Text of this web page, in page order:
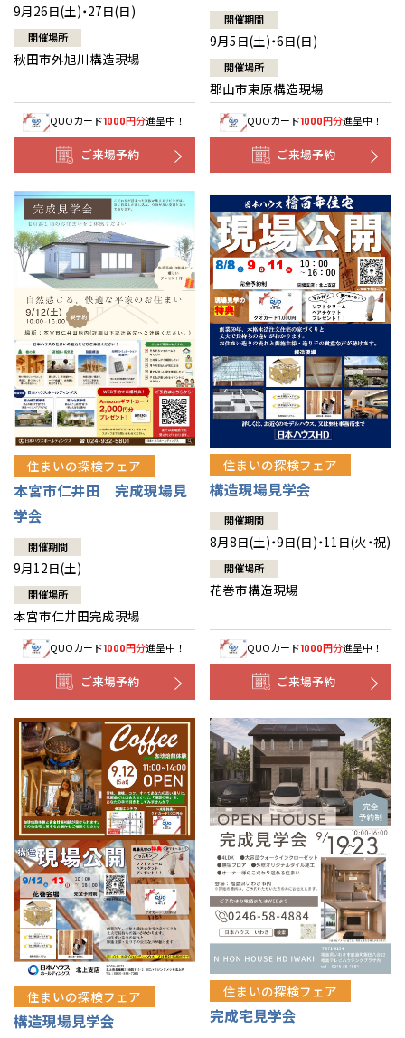
9月26日(土)・27日(日)
開催場所
秋田市外旭川構造現場
QUOカード1000円分進呈中！
ご来場予約
開催期間
9月5日(土)・6日(日)
開催場所
郡山市東原構造現場
QUOカード1000円分進呈中！
ご来場予約
住まいの探検フェア
本宮市仁井田 完成現場見
学会
開催期間
9月12日(土)
開催場所
本宮市仁井田完成現場
QUOカード1000円分進呈中！
ご来場予約
住まいの探検フェア
構造現場見学会
開催期間
8月8日(土)・9日(日)・11日(火・祝)
開催場所
花巻市構造現場
QUOカード1000円分進呈中！
ご来場予約
住まいの探検フェア
構造現場見学会
住まいの探検フェア
完成宅見学会